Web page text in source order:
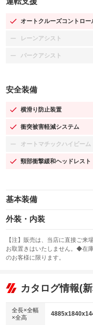
オートクルーズコントロー
：装備あり
レーンアシスト
：装備なし
パークアシスト
：装備なし
安全装備
横滑り防止装置
：装備あり
衝突被害軽減システム
：装備あり
オートマチックハイビーム
：装備なし
頸部衝撃緩和ヘッドレスト
：装備あり
基本装備
エアバッグ：運転席/助手席/
：装備あり
：装備なし
サンルーフ
：装備なし
リフトアップ
：装備なし
：装備なし
パワーウィンドウ
外装・内装
カーナビ：メモリーナビ他
：装備あり
TV：フルセグ
：装備あり
ビジュアル
：装備なし
：装備あり
革シート
【注】販売は、当店に直接ご
お取置きはいたしません。◆在
のお客様に限ります。
カタログ情報(
全長×全幅
×全高